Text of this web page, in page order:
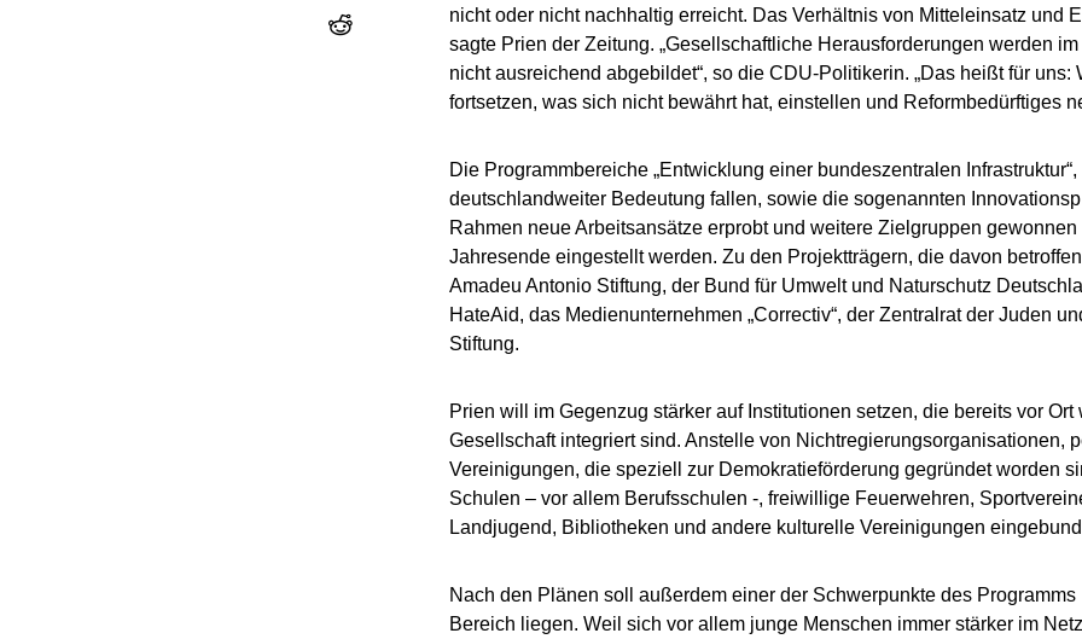
nicht oder nicht nachhaltig erreicht. Das Verhältnis von Mitteleinsatz und
sagte Prien der Zeitung. „Gesellschaftliche Herausforderungen werden
nicht ausreichend abgebildet“, so die CDU-Politikerin. „Das heißt für uns:
fortsetzen, was sich nicht bewährt hat, einstellen und Reformbedürftiges
Die Programmbereiche „Entwicklung einer bundeszentralen
deutschlandweiter Bedeutung fallen, sowie die sogenannten
Rahmen neue Arbeitsansätze erprobt und weitere Zielgruppen
Jahresende eingestellt werden. Zu den Projektträgern, die davon
Amadeu Antonio Stiftung, der Bund für Umwelt und Naturschutz
HateAid, das Medienunternehmen „Correctiv“, der Zentralrat der Juden
Stiftung.
Prien will im Gegenzug stärker auf Institutionen setzen, die bereits vor
Gesellschaft integriert sind. Anstelle von Nichtregierungsorganisationen,
Vereinigungen, die speziell zur Demokratieförderung gegründet worden
Schulen – vor allem Berufsschulen -, freiwillige Feuerwehren,
Landjugend, Bibliotheken und andere kulturelle Vereinigungen
Nach den Plänen soll außerdem einer der Schwerpunkte des
Bereich liegen. Weil sich vor allem junge Menschen immer stärker im